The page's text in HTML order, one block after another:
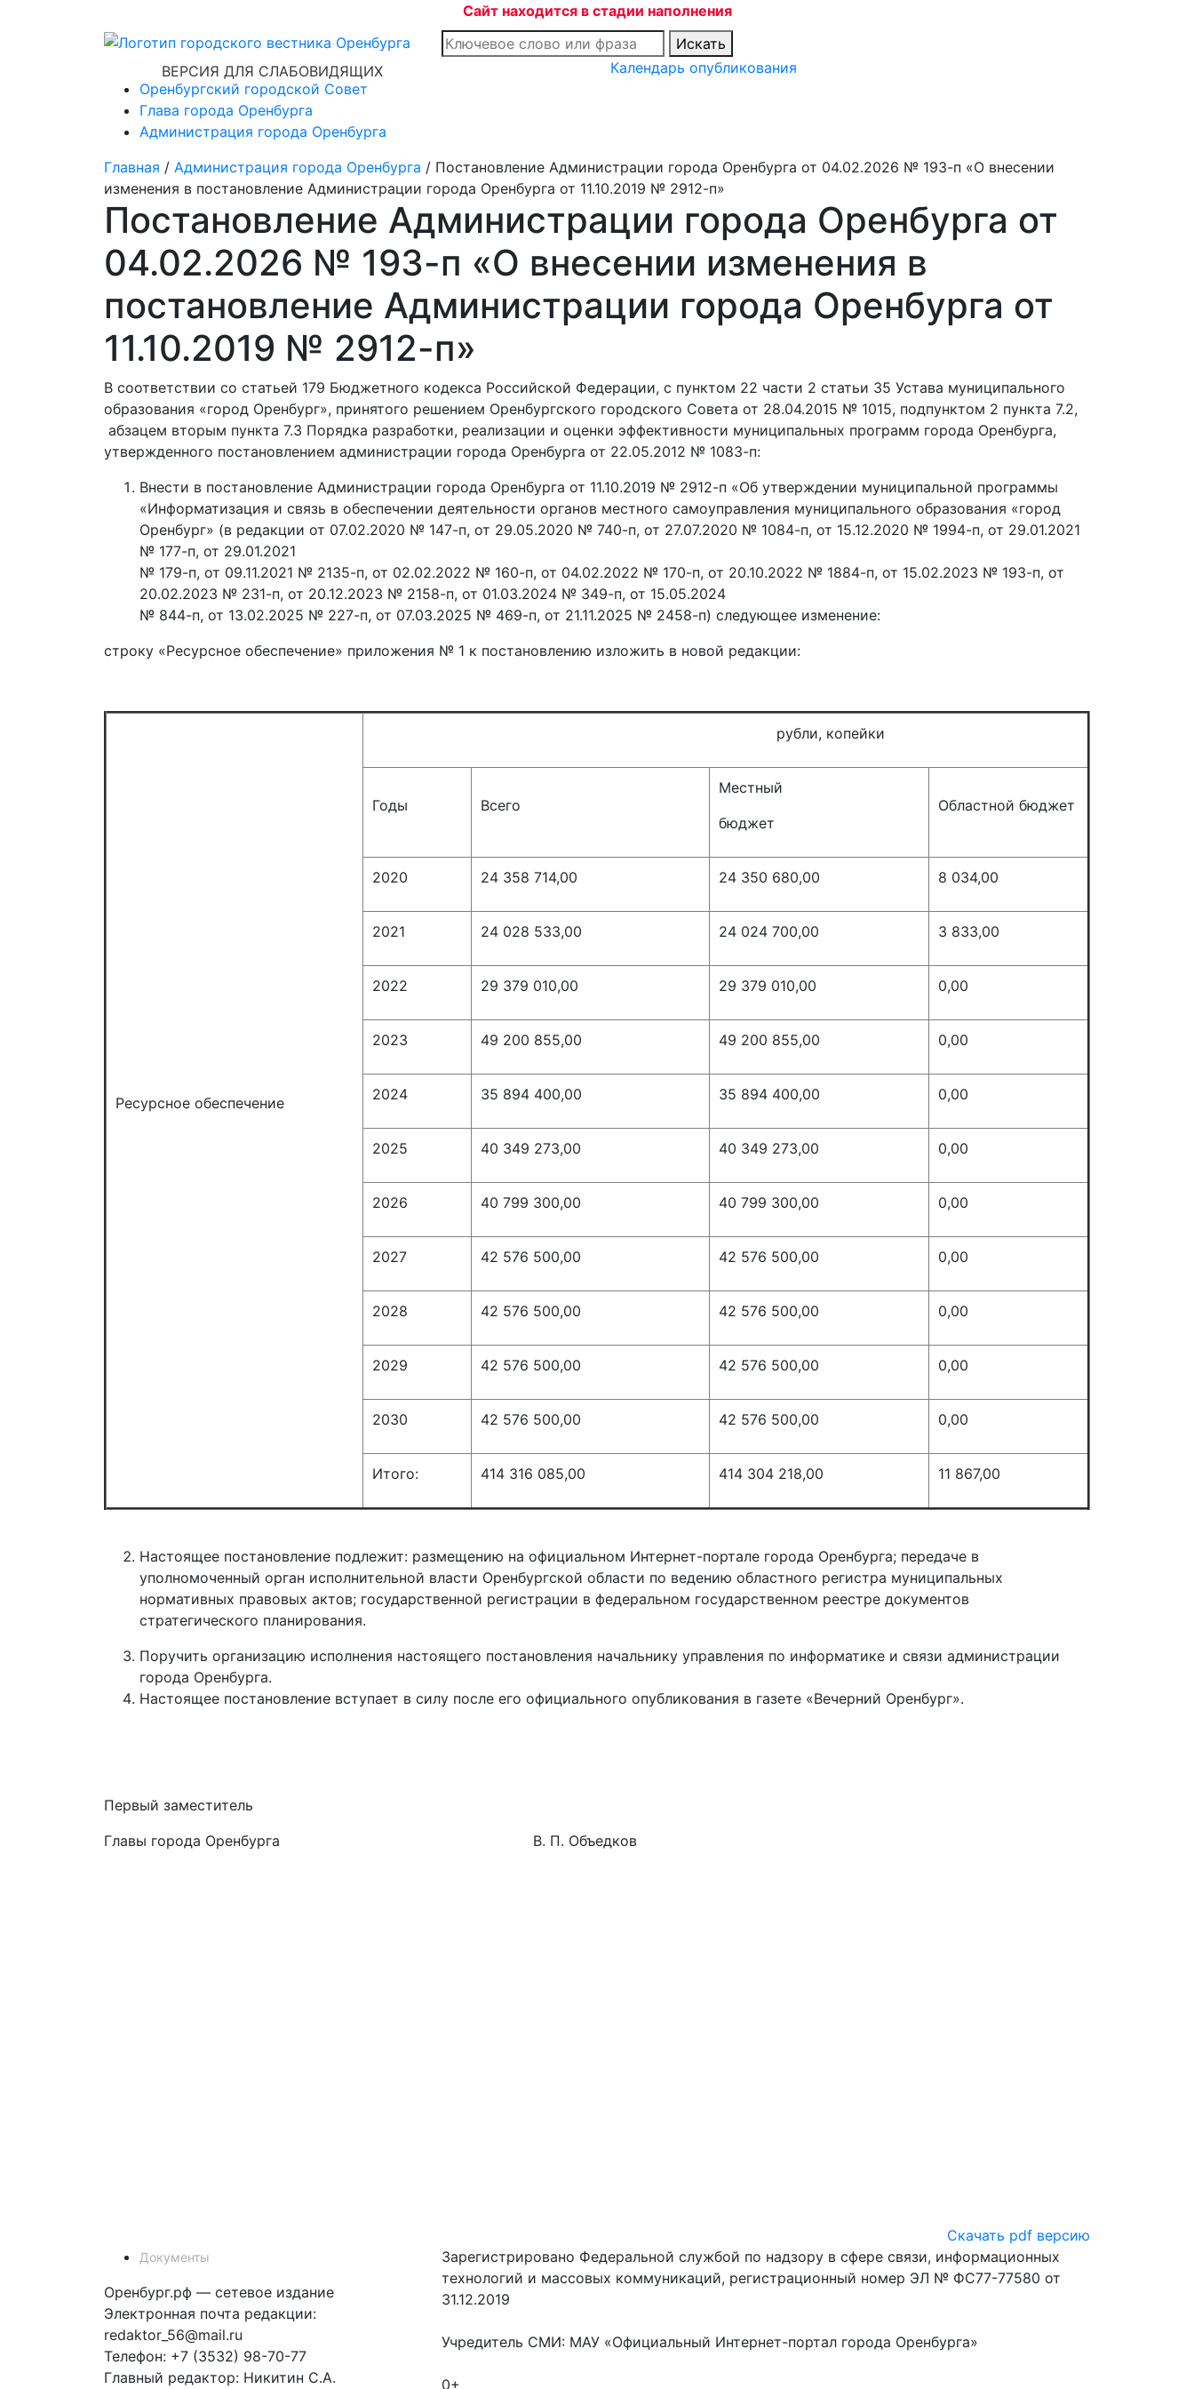
Сайт находится в стадии наполнения
Искать
ВЕРСИЯ ДЛЯ СЛАБОВИДЯЩИХ
Календарь опубликования
Оренбургский городской Совет
Глава города Оренбурга
Администрация города Оренбурга
Главная / Администрация города Оренбурга / Постановление Администрации города Оренбурга от 04.02.2026 № 193-п «О внесении
изменения в постановление Администрации города Оренбурга от 11.10.2019 № 2912-п»
Постановление Администрации города Оренбурга от
04.02.2026 № 193-п «О внесении изменения в
постановление Администрации города Оренбурга от
11.10.2019 № 2912-п»
В соответствии со статьей 179 Бюджетного кодекса Российской Федерации, с пунктом 22 части 2 статьи 35 Устава муниципального
образования «город Оренбург», принятого решением Оренбургского городского Совета от 28.04.2015 № 1015, подпунктом 2 пункта 7.2,
абзацем вторым пункта 7.3 Порядка разработки, реализации и оценки эффективности муниципальных программ города Оренбурга,
утвержденного постановлением администрации города Оренбурга от 22.05.2012 № 1083-п:
Внести в постановление Администрации города Оренбурга от 11.10.2019 № 2912-п «Об утверждении муниципальной программы
«Информатизация и связь в обеспечении деятельности органов местного самоуправления муниципального образования «город
Оренбург» (в редакции от 07.02.2020 № 147-п, от 29.05.2020 № 740-п, от 27.07.2020 № 1084-п, от 15.12.2020 № 1994-п, от 29.01.2021
№ 177-п, от 29.01.2021
№ 179-п, от 09.11.2021 № 2135-п, от 02.02.2022 № 160-п, от 04.02.2022 № 170-п, от 20.10.2022 № 1884-п, от 15.02.2023 № 193-п, от
20.02.2023 № 231-п, от 20.12.2023 № 2158-п, от 01.03.2024 № 349-п, от 15.05.2024
№ 844-п, от 13.02.2025 № 227-п, от 07.03.2025 № 469-п, от 21.11.2025 № 2458-п) следующее изменение:
строку «Ресурсное обеспечение» приложения № 1 к постановлению изложить в новой редакции:
Ресурсное обеспечение
рубли, копейки
Годы Всего
Местный
бюджет
Областной бюджет
2020 24 358 714,00 24 350 680,00 8 034,00
2021 24 028 533,00 24 024 700,00 3 833,00
2022 29 379 010,00 29 379 010,00 0,00
2023 49 200 855,00 49 200 855,00 0,00
2024 35 894 400,00 35 894 400,00 0,00
2025 40 349 273,00 40 349 273,00 0,00
2026 40 799 300,00 40 799 300,00 0,00
2027 42 576 500,00 42 576 500,00 0,00
2028 42 576 500,00 42 576 500,00 0,00
2029 42 576 500,00 42 576 500,00 0,00
2030 42 576 500,00 42 576 500,00 0,00
Итого: 414 316 085,00 414 304 218,00 11 867,00
Настоящее постановление подлежит: размещению на официальном Интернет-портале города Оренбурга; передаче в
уполномоченный орган исполнительной власти Оренбургской области по ведению областного регистра муниципальных
нормативных правовых актов; государственной регистрации в федеральном государственном реестре документов
стратегического планирования.
Поручить организацию исполнения настоящего постановления начальнику управления по информатике и связи администрации
города Оренбурга.
Настоящее постановление вступает в силу после его официального опубликования в газете «Вечерний Оренбург».
Первый заместитель
Главы города Оренбурга В. П. Объедков
Скачать pdf версию
Документы
Оренбург.рф — сетевое издание
Электронная почта редакции:
redaktor_56@mail.ru
Телефон: +7 (3532) 98-70-77
Главный редактор: Никитин С.А.
Зарегистрировано Федеральной службой по надзору в сфере связи, информационных
технологий и массовых коммуникаций, регистрационный номер ЭЛ № ФС77-77580 от
31.12.2019
Учредитель СМИ: МАУ «Официальный Интернет-портал города Оренбурга»
0+